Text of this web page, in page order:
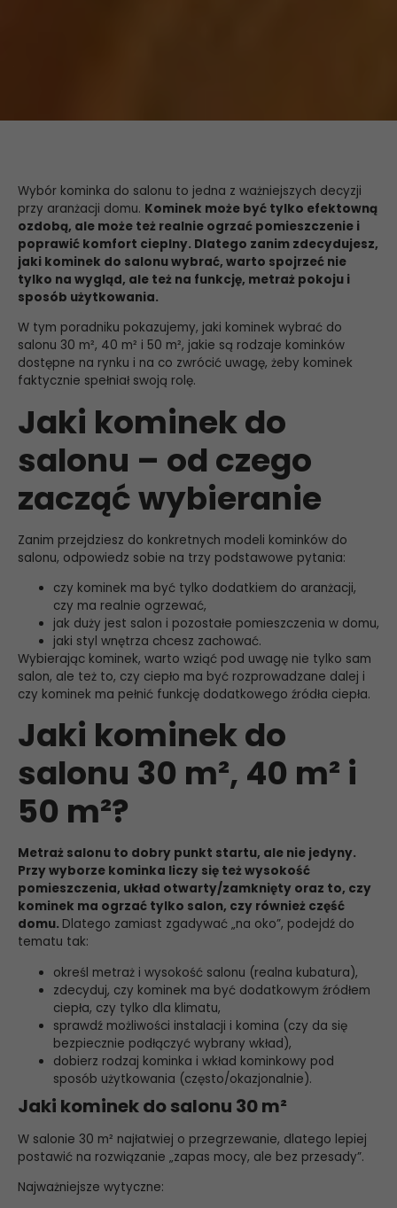
Wybór kominka do salonu to jedna z ważniejszych decyzji
przy aranżacji domu. Kominek może być tylko efektowną
ozdobą, ale może też realnie ogrzać pomieszczenie i
poprawić komfort cieplny. Dlatego zanim zdecydujesz,
jaki kominek do salonu wybrać, warto spojrzeć nie
tylko na wygląd, ale też na funkcję, metraż pokoju i
sposób użytkowania.
W tym poradniku pokazujemy, jaki kominek wybrać do
salonu 30 m², 40 m² i 50 m², jakie są rodzaje kominków
dostępne na rynku i na co zwrócić uwagę, żeby kominek
faktycznie spełniał swoją rolę.
Jaki kominek do
salonu – od czego
zacząć wybieranie
Zanim przejdziesz do konkretnych modeli kominków do
salonu, odpowiedz sobie na trzy podstawowe pytania:
czy kominek ma być tylko dodatkiem do aranżacji,
czy ma realnie ogrzewać,
jak duży jest salon i pozostałe pomieszczenia w domu,
jaki styl wnętrza chcesz zachować.
Wybierając kominek, warto wziąć pod uwagę nie tylko sam
salon, ale też to, czy ciepło ma być rozprowadzane dalej i
czy kominek ma pełnić funkcję dodatkowego źródła ciepła.
Jaki kominek do
salonu 30 m², 40 m² i
50 m²?
Metraż salonu to dobry punkt startu, ale nie jedyny.
Przy wyborze kominka liczy się też wysokość
pomieszczenia, układ otwarty/zamknięty oraz to, czy
kominek ma ogrzać tylko salon, czy również część
domu. Dlatego zamiast zgadywać „na oko”, podejdź do
tematu tak:
określ metraż i wysokość salonu (realna kubatura),
zdecyduj, czy kominek ma być dodatkowym źródłem
ciepła, czy tylko dla klimatu,
sprawdź możliwości instalacji i komina (czy da się
bezpiecznie podłączyć wybrany wkład),
dobierz rodzaj kominka i wkład kominkowy pod
sposób użytkowania (często/okazjonalnie).
Jaki kominek do salonu 30 m²
W salonie 30 m² najłatwiej o przegrzewanie, dlatego lepiej
postawić na rozwiązanie „zapas mocy, ale bez przesady”.
Najważniejsze wytyczne: